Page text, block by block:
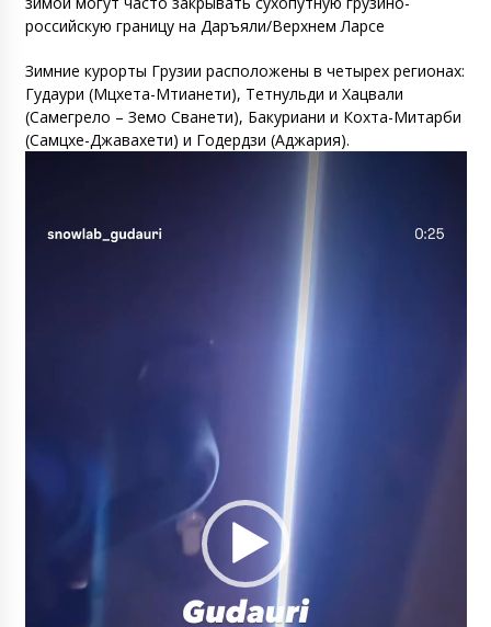
российскую границу на Даръяли/Верхнем Ларсе
Зимние курорты Грузии расположены в четырех регионах:
Гудаури (Мцхета-Мтианети), Тетнульди и Хацвали
(Самегрело – Земо Сванети), Бакуриани и Кохта-Митарби
(Самцхе-Джавахети) и Годердзи (Аджария).